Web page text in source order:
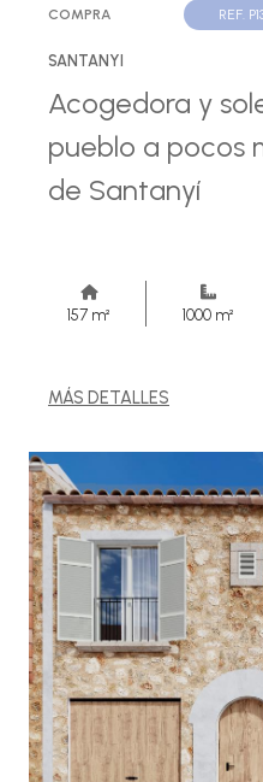
COMPRA REF.
SANTANYI
Acogedora y
pueblo a pocos
de Santanyí
157 m² 1000 m²
MÁS DETALLES